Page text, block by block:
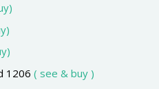
1206 ( see & buy )